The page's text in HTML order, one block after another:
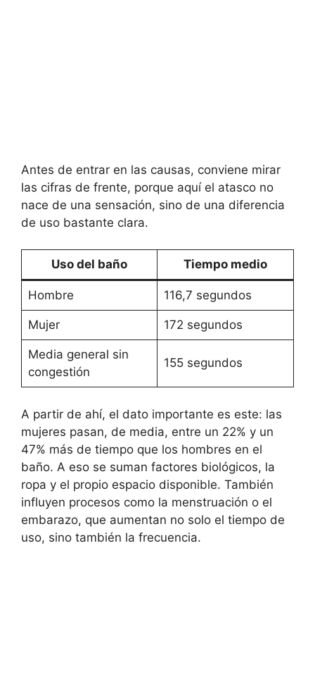
Antes de entrar en las causas, conviene mirar
las cifras de frente, porque aquí el atasco no
nace de una sensación, sino de una diferencia
de uso bastante clara.
Uso del baño Tiempo medio
Hombre 116,7 segundos
Mujer 172 segundos
Media general sin
congestión
155 segundos
A partir de ahí, el dato importante es este: las
mujeres pasan, de media, entre un 22% y un
47% más de tiempo que los hombres en el
baño. A eso se suman factores biológicos, la
ropa y el propio espacio disponible. También
influyen procesos como la menstruación o el
embarazo, que aumentan no solo el tiempo de
uso, sino también la frecuencia.